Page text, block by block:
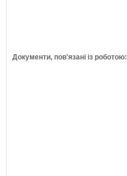
Документи, пов'язані із роботою: